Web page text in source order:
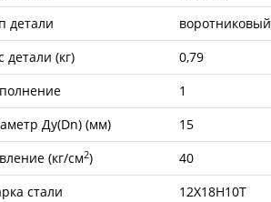
детали
воротниковый
детали (кг)
0,79
1
Ду(Dn) (мм)
15
(кг/см2)
40
стали
12Х18Н10Т